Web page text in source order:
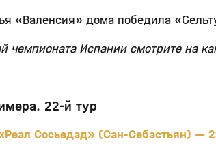
«Валенсия» дома победила
чемпионата Испании смотрите на
22-й тур
Сосьедад» (Сан-Себастьян) —